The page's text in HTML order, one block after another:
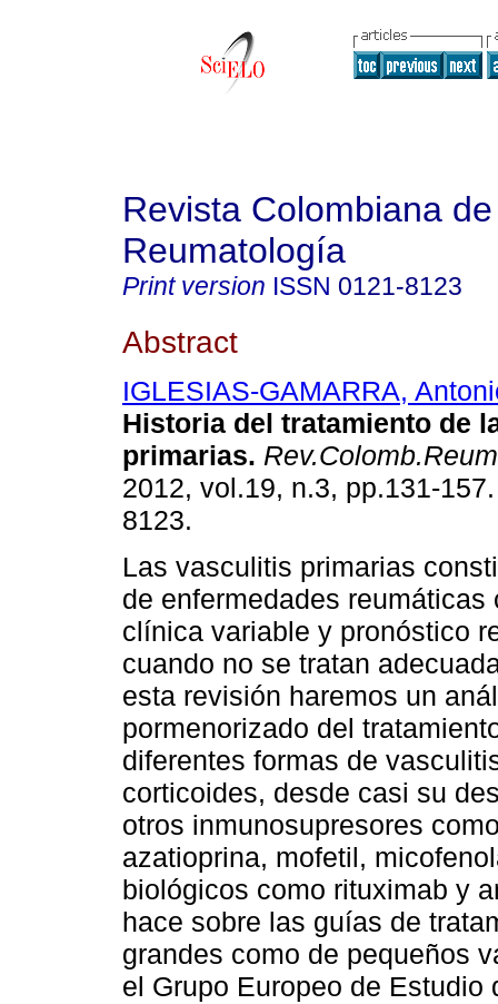
Revista Colombiana de
Reumatología
Print version ISSN 0121-8123
Abstract
IGLESIAS-GAMARRA,
Historia del tratamiento de
primarias.
2012, vol.19, n.3, pp.131-
8123.
Las vasculitis primarias
de enfermedades reumáticas
clínica variable y pronóstico
cuando no se tratan
esta revisión haremos un
pormenorizado del
diferentes formas de
corticoides, desde casi su
otros inmunosupresores
azatioprina, mofetil,
biológicos como rituximab y
hace sobre las guías de
grandes como de pequeños
el Grupo Europeo de Estudio